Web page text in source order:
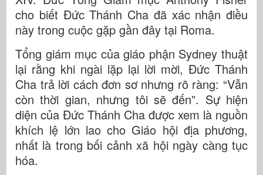
cho biết Đức Thánh Cha đã xác nhận điều
này trong cuộc gặp gần đây tại Roma.
Tổng giám mục của giáo phận Sydney thuật
lại rằng khi ngài lặp lại lời mời, Đức Thánh
Cha trả lời cách đơn sơ nhưng rõ ràng: “Vẫn
còn thời gian, nhưng tôi sẽ đến”. Sự hiện
diện của Đức Thánh Cha được xem là nguồn
khích lệ lớn lao cho Giáo hội địa phương,
nhất là trong bối cảnh xã hội ngày càng tục
hóa.